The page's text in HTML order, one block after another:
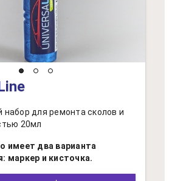
набор для ремонта сколов и
20мл
имеет два варианта
маркер и кисточка.